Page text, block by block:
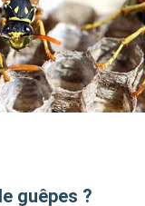
guêpes ?